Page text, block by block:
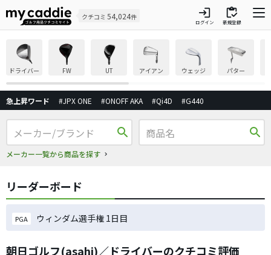
クチコミ 54,024件 login
ログイン
inventory
新規登録
ドライバー FW UT アイアン ウェッジ パター
急上昇ワード #JPX ONE #ONOFF AKA #Qi4D #G440
search
メーカー一覧から商品を探す
search
リーダーボード
PGA ウィンダム選手権 1日目
朝日ゴルフ(asahi)／ドライバーのクチコミ評価